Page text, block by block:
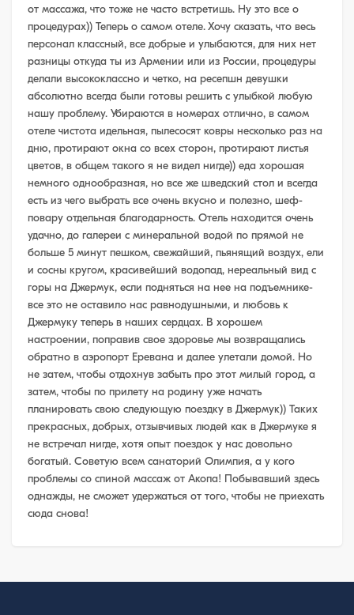
от массажа, что тоже не часто встретишь. Ну это все о
процедурах)) Теперь о самом отеле. Хочу сказать, что весь
персонал классный, все добрые и улыбаются, для них нет
разницы откуда ты из Армении или из России, процедуры
делали высококлассно и четко, на ресепшн девушки
абсолютно всегда были готовы решить с улыбкой любую
нашу проблему. Убираются в номерах отлично, в самом
отеле чистота идельная, пылесосят ковры несколько раз на
дню, протирают окна со всех сторон, протирают листья
цветов, в общем такого я не видел нигде)) еда хорошая
немного однообразная, но все же шведский стол и всегда
есть из чего выбрать все очень вкусно и полезно, шеф-
повару отдельная благодарность. Отель находится очень
удачно, до галереи с минеральной водой по прямой не
больше 5 минут пешком, свежайший, пьянящий воздух, ели
и сосны кругом, красивейший водопад, нереальный вид с
горы на Джермук, если подняться на нее на подъемнике-
все это не оставило нас равнодушными, и любовь к
Джермуку теперь в наших сердцах. В хорошем
настроении, поправив свое здоровье мы возвращались
обратно в аэропорт Еревана и далее улетали домой. Но
не затем, чтобы отдохнув забыть про этот милый город, а
затем, чтобы по прилету на родину уже начать
планировать свою следующую поездку в Джермук)) Таких
прекрасных, добрых, отзывчивых людей как в Джермуке я
не встречал нигде, хотя опыт поездок у нас довольно
богатый. Советую всем санаторий Олимпия, а у кого
проблемы со спиной массаж от Акопа! Побывавший здесь
однажды, не сможет удержаться от того, чтобы не приехать
сюда снова!